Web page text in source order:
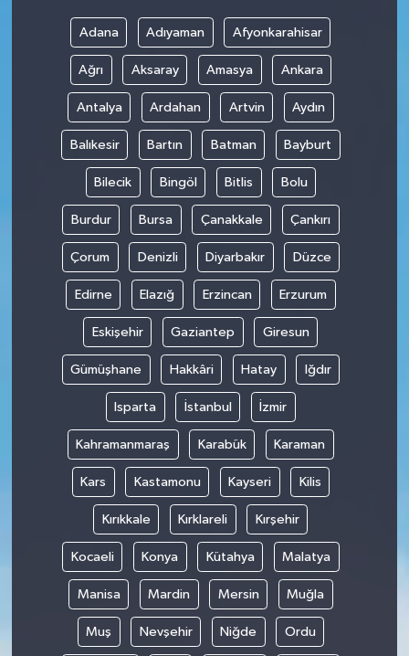
Adana Adıyaman Afyonkarahisar
Ağrı Aksaray Amasya Ankara
Antalya Ardahan Artvin Aydın
Balıkesir Bartın Batman Bayburt
Bilecik Bingöl Bitlis Bolu
Burdur Bursa Çanakkale Çankırı
Çorum Denizli Diyarbakır Düzce
Edirne Elazığ Erzincan Erzurum
Eskişehir Gaziantep Giresun
Gümüşhane Hakkâri Hatay Iğdır
Isparta İstanbul İzmir
Kahramanmaraş Karabük Karaman
Kars Kastamonu Kayseri Kilis
Kırıkkale Kırklareli Kırşehir
Kocaeli Konya Kütahya Malatya
Manisa Mardin Mersin Muğla
Muş Nevşehir Niğde Ordu